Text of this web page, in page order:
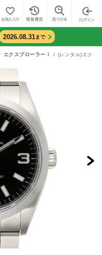
2026.08.31まで
エクスプローラーⅠ (レンタル)エクス